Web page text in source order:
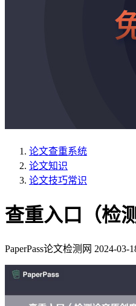
论文查重系统
论文知识
论文技巧常识
查重入口（检
PaperPass论文检测网 2024-03-